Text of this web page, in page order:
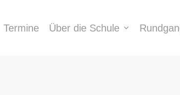
Termine Über die Schule